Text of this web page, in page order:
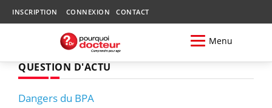
INSCRIPTION CONNEXION CONTACT
Menu
QUESTION D'ACTU
Dangers du BPA